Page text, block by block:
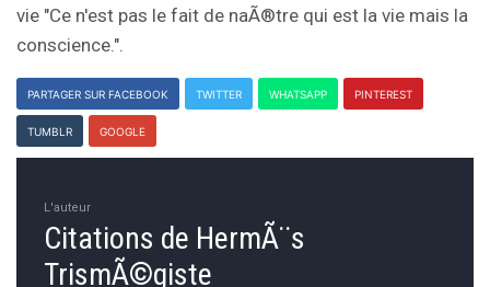
vie "Ce n'est pas le fait de naÃ®tre qui est la vie mais la
conscience.".
PARTAGER SUR FACEBOOK TWITTER WHATSAPP PINTEREST
TUMBLR GOOGLE
L'auteur
Citations de HermÃ¨s
TrismÃ©giste